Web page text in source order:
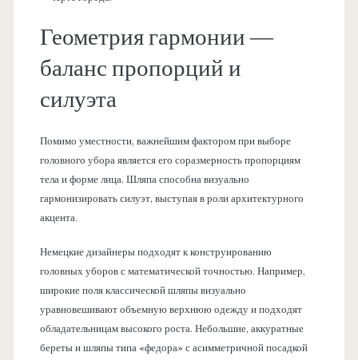
Геометрия гармонии —
баланс пропорций и
силуэта
Помимо уместности, важнейшим фактором при выборе
головного убора является его соразмерность пропорциям
тела и форме лица. Шляпа способна визуально
гармонизировать силуэт, выступая в роли архитектурного
акцента.
Немецкие дизайнеры подходят к конструированию
головных уборов с математической точностью. Например,
широкие поля классической шляпы визуально
уравновешивают объемную верхнюю одежду и подходят
обладательницам высокого роста. Небольшие, аккуратные
береты и шляпы типа «федора» с асимметричной посадкой